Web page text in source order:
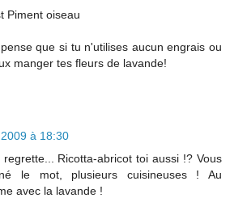
Piment oiseau
que si tu n'utilises aucun engrais ou
manger tes fleurs de lavande!
à 18:30
Ricotta-abricot toi aussi !? Vous
le mot, plusieurs cuisineuses ! Au
avec la lavande !